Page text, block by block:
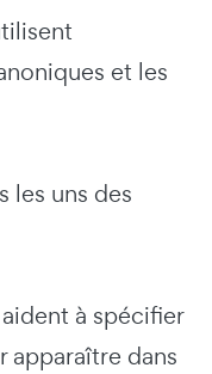
et les
les uns des
à spécifier
apparaître dans